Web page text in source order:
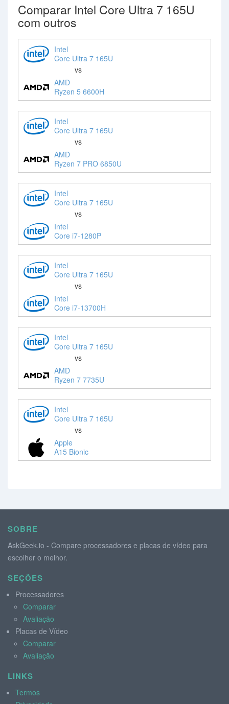
Comparar Intel Core Ultra 7 165U
com outros
Intel
Core Ultra 7 165U
vs
AMD
Ryzen 5 6600H
Intel
Core Ultra 7 165U
vs
AMD
Ryzen 7 PRO 6850U
Intel
Core Ultra 7 165U
vs
Intel
Core i7-1280P
Intel
Core Ultra 7 165U
vs
Intel
Core i7-13700H
Intel
Core Ultra 7 165U
vs
AMD
Ryzen 7 7735U
Intel
Core Ultra 7 165U
vs
Apple
A15 Bionic
SOBRE
AskGeek.io - Compare processadores e placas de vídeo para
escolher o melhor.
SEÇÕES
Processadores
Comparar
Avaliação
Placas de Vídeo
Comparar
Avaliação
LINKS
Termos